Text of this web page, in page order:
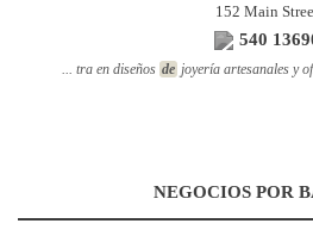
152 Main
540
... tra en diseños de joyería artesanales y
NEGOCIOS POR